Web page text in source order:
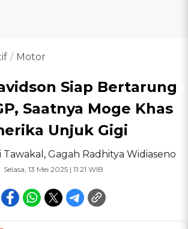
Motor
Siap Bertarung
Saatnya Moge Khas
Unjuk Gigi
Tawakal , Gagah Radhitya Widiaseno
Selasa, 13 Mei 2025 | 11:21 WIB